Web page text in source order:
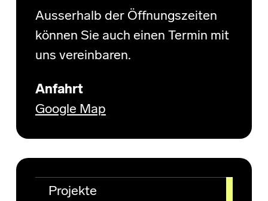
Ausserhalb der Öffnungszeiten
können Sie auch einen Termin mit
uns vereinbaren.
Anfahrt
Google Map
Projekte